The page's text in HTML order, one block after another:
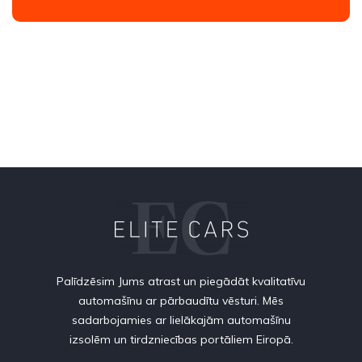
Palīdzēsim Jums atrast un piegādāt kvalitatīvu
automašīnu ar pārbaudītu vēsturi. Mēs
sadarbojamies ar lielākajām automašīnu
izsolēm un tirdzniecības portāliem Eiropā.